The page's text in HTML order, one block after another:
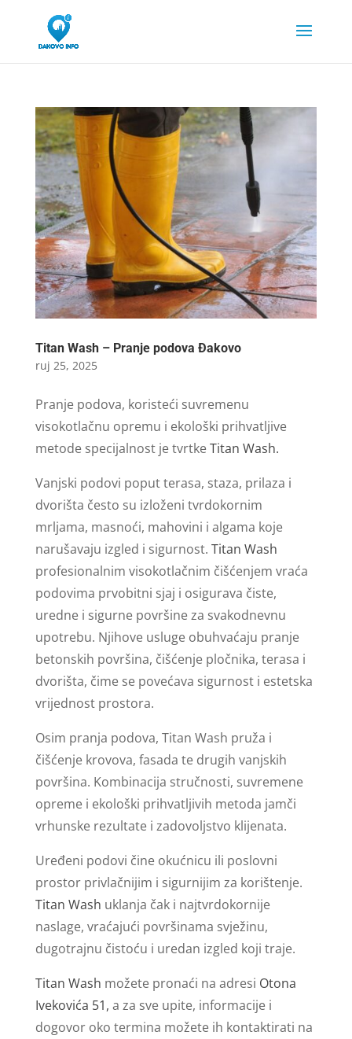
Titan Wash – Pranje podova Đakovo
ruj 25, 2025
Pranje podova, koristeći suvremenu
visokotlačnu opremu i ekološki prihvatljive
metode specijalnost je tvrtkeTitan Wash.
Vanjski podovi poput terasa, staza, prilaza i
dvorišta često su izloženi tvrdokornim
mrljama, masnoći, mahovini i algama koje
narušavaju izgled i sigurnost. Titan Wash
profesionalnim visokotlačnim čišćenjem vraća
podovima prvobitni sjaj i osigurava čiste,
uredne i sigurne površine za svakodnevnu
upotrebu. Njihove usluge obuhvaćaju pranje
betonskih površina, čišćenje pločnika, terasa i
dvorišta, čime se povećava sigurnost i estetska
vrijednost prostora.
Osim pranja podova, Titan Wash pruža i
čišćenje krovova, fasada te drugih vanjskih
površina. Kombinacija stručnosti, suvremene
opreme i ekološki prihvatljivih metoda jamči
vrhunske rezultate i zadovoljstvo klijenata.
Uređeni podovi čine okućnicu ili poslovni
prostor privlačnijim i sigurnijim za korištenje.
Titan Wash uklanja čak i najtvrdokornije
naslage, vraćajući površinama svježinu,
dugotrajnu čistoću i uredan izgled koji traje.
Titan Wash možete pronaći na adresi Otona
Ivekovića 51, a za sve upite, informacije i
dogovor oko termina možete ih kontaktirati na